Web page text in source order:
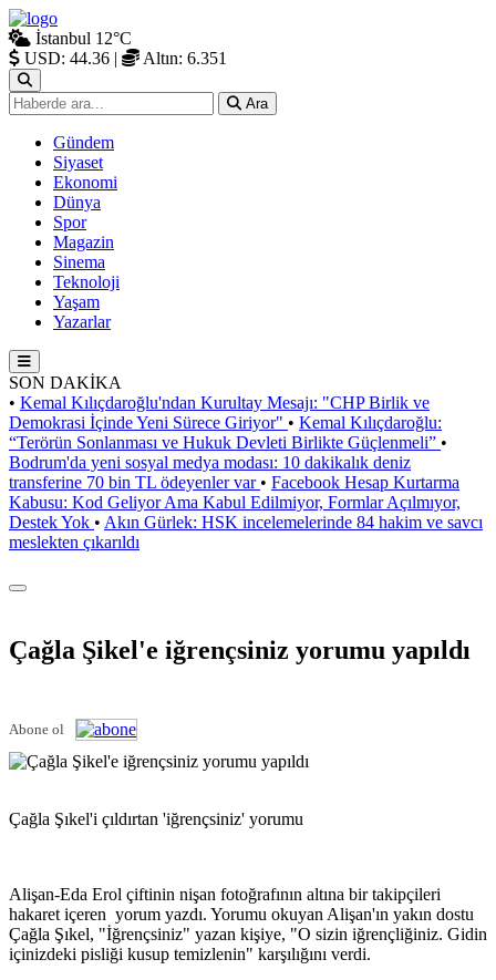
İstanbul 12°C
USD: 44.36 | Altın: 6.351
Ara
Gündem
Siyaset
Ekonomi
Dünya
Spor
Magazin
Sinema
Teknoloji
Yaşam
Yazarlar
SON DAKİKA
• Kemal Kılıçdaroğlu'ndan Kurultay Mesajı: "CHP Birlik ve
Demokrasi İçinde Yeni Sürece Giriyor" • Kemal Kılıçdaroğlu:
“Terörün Sonlanması ve Hukuk Devleti Birlikte Güçlenmeli” •
Bodrum'da yeni sosyal medya modası: 10 dakikalık deniz
transferine 70 bin TL ödeyenler var • Facebook Hesap Kurtarma
Kabusu: Kod Geliyor Ama Kabul Edilmiyor, Formlar Açılmıyor,
Destek Yok • Akın Gürlek: HSK incelemelerinde 84 hakim ve savcı
meslekten çıkarıldı
Çağla Şikel'e iğrençsiniz yorumu yapıldı
Abone ol
Çağla Şıkel'i çıldırtan 'iğrençsiniz' yorumu
Alişan-Eda Erol çiftinin nişan fotoğrafının altına bir takipçileri
hakaret içeren yorum yazdı. Yorumu okuyan Alişan'ın yakın dostu
Çağla Şıkel, "İğrençsiniz" yazan kişiye, "O sizin iğrençliğiniz. Gidin
içinizdeki pisliği kusup temizlenin" karşılığını verdi.